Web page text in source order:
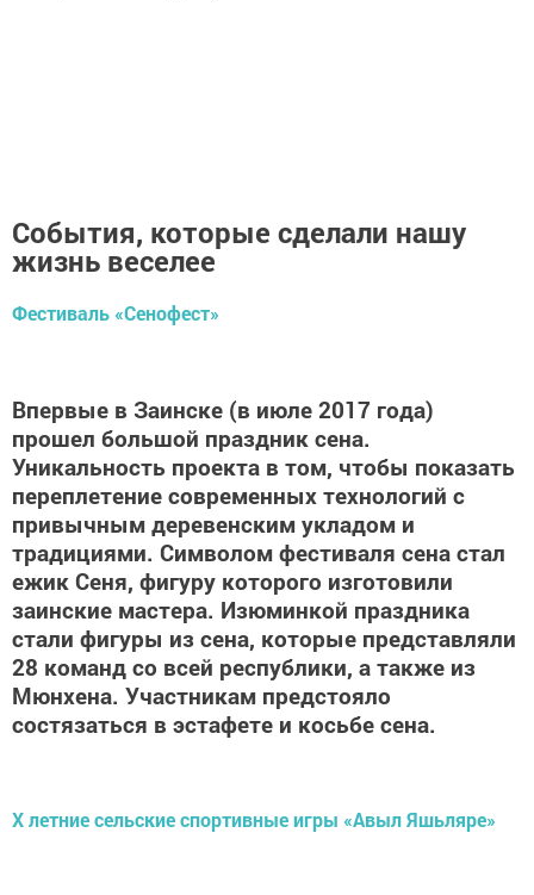
События, которые сделали нашу
жизнь веселее
Фестиваль «Сенофест»
Впервые в Заинске (в июле 2017 года)
прошел большой праздник сена.
Уникальность проекта в том, чтобы показать
переплетение современных технологий с
привычным деревенским укладом и
традициями. Символом фестиваля сена стал
ежик Сеня, фигуру которого изготовили
заинские мастера. Изюминкой праздника
стали фигуры из сена, которые представляли
28 команд со всей республики, а также из
Мюнхена. Участникам предстояло
состязаться в эстафете и косьбе сена.
Х летние сельские спортивные игры «Авыл Яшьляре»